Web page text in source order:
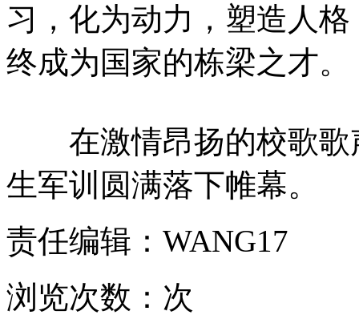
习，化为动力，塑造人
终成为国家的栋梁之才。
在激情昂扬的校歌歌
生军训圆满落下帷幕。
责任编辑：WANG17
浏览次数： 次